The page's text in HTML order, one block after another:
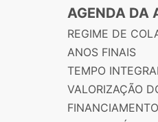
AGENDA DA
REGIME DE
ANOS FINAIS
TEMPO
VALORIZAÇÃO
FINANCIAMENTO